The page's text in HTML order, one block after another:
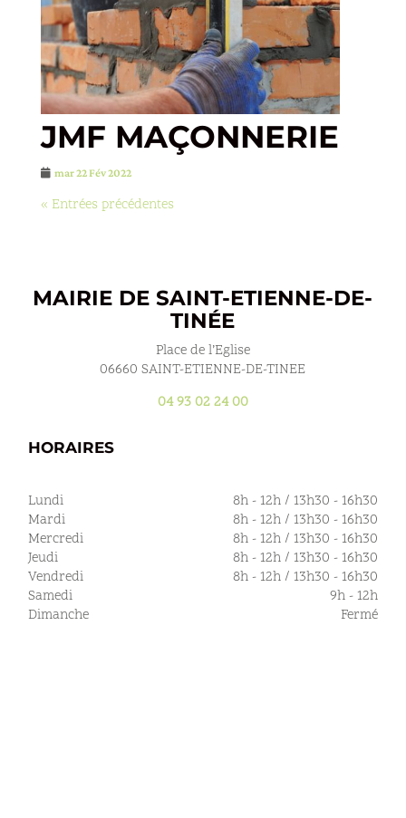
JMF MAÇONNERIE
mar 22 Fév 2022
« Entrées précédentes
MAIRIE DE SAINT-ETIENNE-DE-
TINÉE
Place de l’Eglise
06660 SAINT-ETIENNE-DE-TINEE
04 93 02 24 00
HORAIRES
Lundi
8h - 12h / 13h30 - 16h30
Mardi
8h - 12h / 13h30 - 16h30
Mercredi
8h - 12h / 13h30 - 16h30
Jeudi
8h - 12h / 13h30 - 16h30
Vendredi
8h - 12h / 13h30 - 16h30
Samedi
9h - 12h
Dimanche
Fermé